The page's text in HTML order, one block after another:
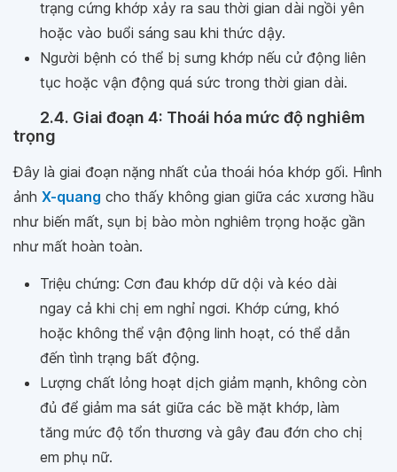
trạng cứng khớp xảy ra sau thời gian dài ngồi yên
hoặc vào buổi sáng sau khi thức dậy.
Người bệnh có thể bị sưng khớp nếu cử động liên
tục hoặc vận động quá sức trong thời gian dài.
2.4. Giai đoạn 4: Thoái hóa mức độ nghiêm
trọng
Đây là giai đoạn nặng nhất của thoái hóa khớp gối. Hình
ảnh X-quang cho thấy không gian giữa các xương hầu
như biến mất, sụn bị bào mòn nghiêm trọng hoặc gần
như mất hoàn toàn.
Triệu chứng: Cơn đau khớp dữ dội và kéo dài
ngay cả khi chị em nghỉ ngơi. Khớp cứng, khó
hoặc không thể vận động linh hoạt, có thể dẫn
đến tình trạng bất động.
Lượng chất lỏng hoạt dịch giảm mạnh, không còn
đủ để giảm ma sát giữa các bề mặt khớp, làm
tăng mức độ tổn thương và gây đau đớn cho chị
em phụ nữ.